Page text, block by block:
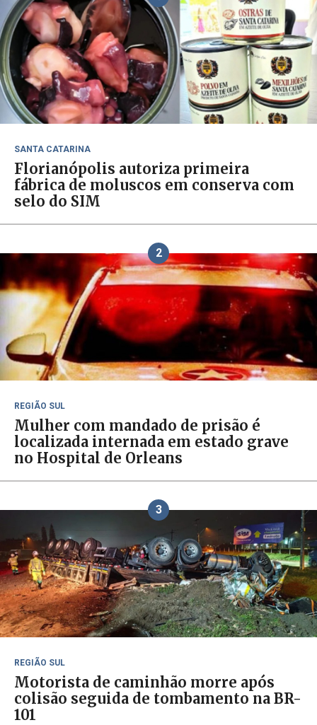
SANTA CATARINA
Florianópolis autoriza primeira
fábrica de moluscos em conserva com
selo do SIM
2
REGIÃO SUL
Mulher com mandado de prisão é
localizada internada em estado grave
no Hospital de Orleans
3
REGIÃO SUL
Motorista de caminhão morre após
colisão seguida de tombamento na BR-
101